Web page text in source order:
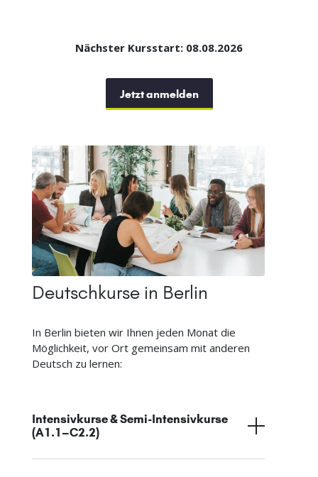
Nächster Kursstart: 08.08.2026
Jetzt anmelden
Deutschkurse in Berlin
In Berlin bieten wir Ihnen jeden Monat die
Möglichkeit, vor Ort gemeinsam mit anderen
Deutsch zu lernen:
Intensivkurse & Semi-Intensivkurse
(A1.1–C2.2)